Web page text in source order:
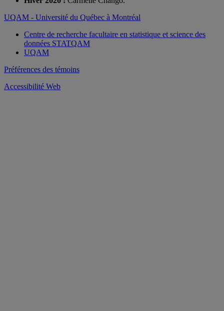
UQAM - Université du Québec à Montréal
Centre de recherche facultaire en statistique et science des
données STATQAM
UQAM
Préférences des témoins
Accessibilité Web